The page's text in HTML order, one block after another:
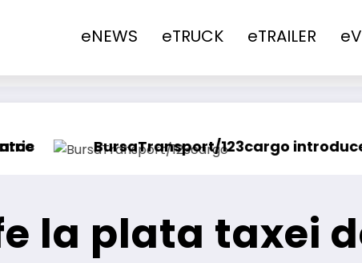
eNEWS eTRUCK eTRAILER
introduce o nouă funcționalitate
la plata taxei